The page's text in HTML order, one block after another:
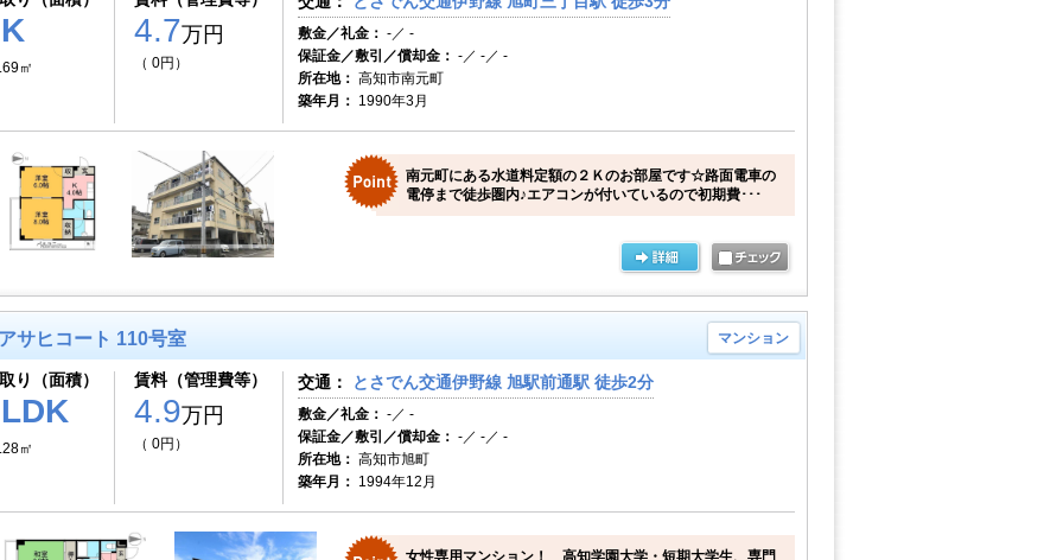
㎡
4.7万円
（ 0円）
敷金／礼金： -／ -
保証金／敷引／償却金： -／ -／ -
所在地： 高知市南元町
築年月： 1990年3月
南元町にある水道料定額の２Ｋのお部屋です☆路面電車の
電停まで徒歩圏内♪エアコンが付いているので初期費･･･
サヒコート 110号室 マンション
り（面積）
㎡
賃料（管理費等）
4.9万円
（ 0円）
交通： とさでん交通伊野線 旭駅前通駅 徒歩2分
敷金／礼金： -／ -
保証金／敷引／償却金： -／ -／ -
所在地： 高知市旭町
築年月： 1994年12月
女性専用マンション！ 高知学園大学・短期大学生、専門